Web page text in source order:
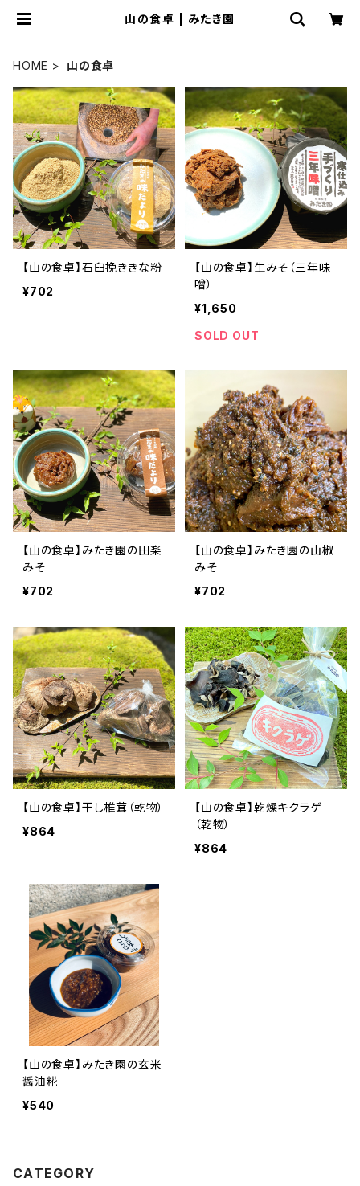
山の食卓 | みたき園
HOME 山の食卓
【山の食卓】石臼挽ききな粉
¥702
【山の食卓】生みそ（三年味
噌）
¥1,650
SOLD OUT
【山の食卓】みたき園の田楽
みそ
¥702
【山の食卓】みたき園の山椒
みそ
¥702
【山の食卓】干し椎茸（乾物）
¥864
【山の食卓】乾燥キクラゲ
（乾物）
¥864
【山の食卓】みたき園の玄米
醤油糀
¥540
CATEGORY